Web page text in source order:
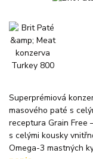
Superprémiová
masového paté s
receptura Grain Free
s celými kousky
Omega-3 mastných